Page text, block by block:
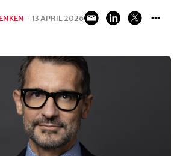
· 13 APRIL 2026